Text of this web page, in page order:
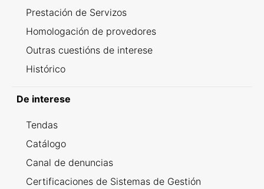
Prestación de Servizos
Homologación de provedores
Outras cuestións de interese
Histórico
De interese
Tendas
Catálogo
Canal de denuncias
Certificaciones de Sistemas de Gestión